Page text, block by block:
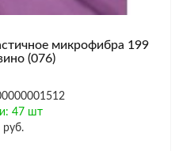
микрофибра 199
(076)
47 шт
руб.